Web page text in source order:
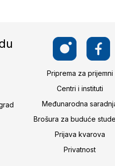
Priprema za prijemni
Centri i instituti
Međunarodna
Brošura za buduće
Prijava kvarova
Privatnost